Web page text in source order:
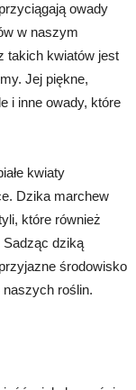
owady
w naszym
takich kwiatów jest
Jej piękne,
i inne owady, które
kwiaty
Dzika marchew
które również
Sadząc dziką
środowisko
roślin.